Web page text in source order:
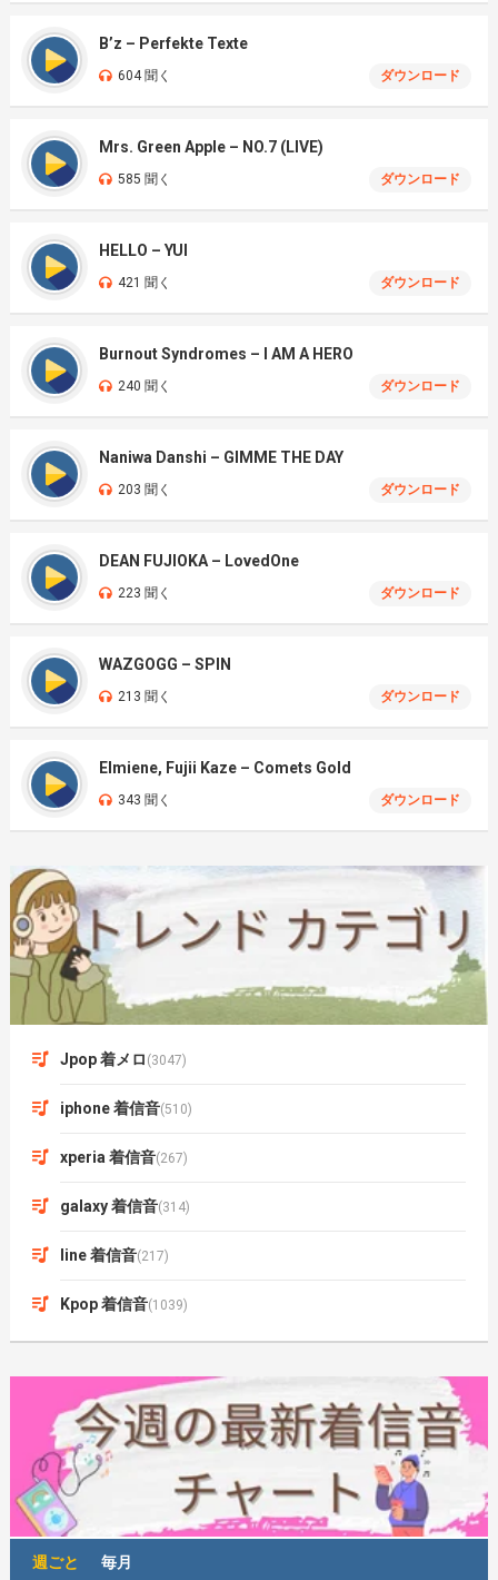
B’z – Perfekte Texte
604 聞く ダウンロード
Mrs. Green Apple – NO.7 (LIVE)
585 聞く ダウンロード
HELLO – YUI
421 聞く ダウンロード
Burnout Syndromes – I AM A HERO
240 聞く ダウンロード
Naniwa Danshi – GIMME THE DAY
203 聞く ダウンロード
DEAN FUJIOKA – LovedOne
223 聞く ダウンロード
WAZGOGG – SPIN
213 聞く ダウンロード
Elmiene, Fujii Kaze – Comets Gold
343 聞く ダウンロード
Jpop 着メロ (3047)
iphone 着信音(510)
xperia 着信音(267)
galaxy 着信音(314)
line 着信音(217)
Kpop 着信音(1039)
週ごと 毎月